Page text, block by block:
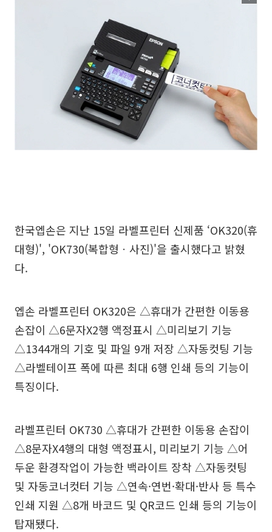
한국엡손은 지난 15일 라벨프린터 신제품 ‘OK320(휴
대형)', 'OK730(복합형ㆍ사진)'을 출시했다고 밝혔
다.
엡손 라벨프린터 OK320은 △휴대가 간편한 이동용
손잡이 △6문자X2행 액정표시 △미리보기 기능
△1344개의 기호 및 파일 9개 저장 △자동컷팅 기능
△라벨테이프 폭에 따른 최대 6행 인쇄 등의 기능이
특징이다.
라벨프린터 OK730 △휴대가 간편한 이동용 손잡이
△8문자X4행의 대형 액정표시, 미리보기 기능 △어
두운 환경작업이 가능한 백라이트 장착 △자동컷팅
및 자동코너컷터 기능 △연속·연번·확대·반사 등 특수
인쇄 지원 △8개 바코드 및 QR코드 인쇄 등의 기능이
탑재됐다.